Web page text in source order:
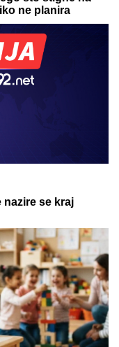
Ova 3
sačuvati snagu
ME JE I
obratila Igoru
by Aklamator